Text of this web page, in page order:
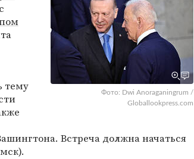
Фото: Dwi Anoraganingrum /
Globallookpress.com
тему
Встреча должна начаться